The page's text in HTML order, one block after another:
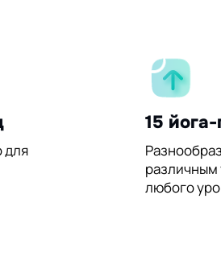
для
15
различным
любого